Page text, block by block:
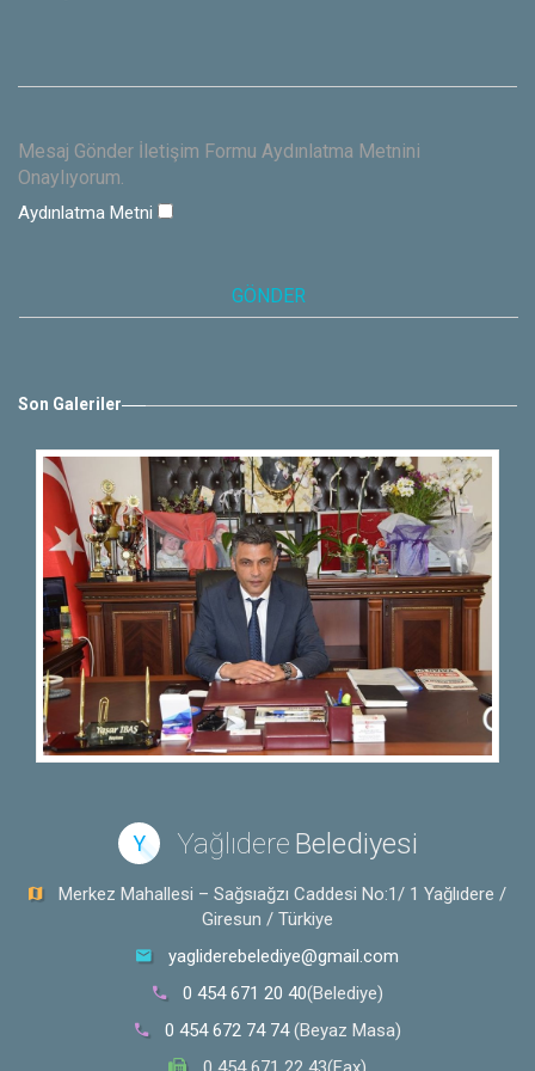
Mesaj Gönder İletişim Formu Aydınlatma Metnini
Onaylıyorum.
Aydınlatma Metni
Son Galeriler
Y Yağlıdere Belediyesi
Merkez Mahallesi – Sağsıağzı Caddesi No:1/ 1 Yağlıdere /
Giresun / Türkiye
yagliderebelediye@gmail.com
0 454 671 20 40(Belediye)
0 454 672 74 74(Beyaz Masa)